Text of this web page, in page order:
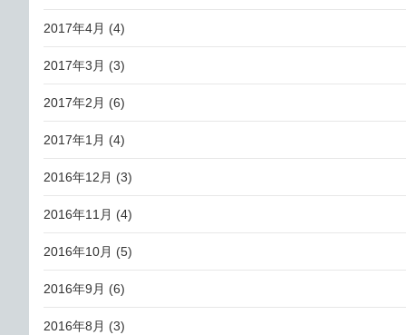
2017年4月 (4)
2017年3月 (3)
2017年2月 (6)
2017年1月 (4)
2016年12月 (3)
2016年11月 (4)
2016年10月 (5)
2016年9月 (6)
2016年8月 (3)